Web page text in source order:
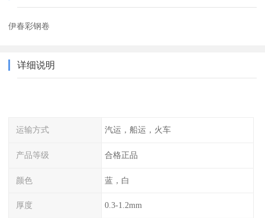
伊春彩钢卷
详细说明
运输方式 汽运，船运，火车
产品等级 合格正品
颜色 蓝，白
厚度 0.3-1.2mm